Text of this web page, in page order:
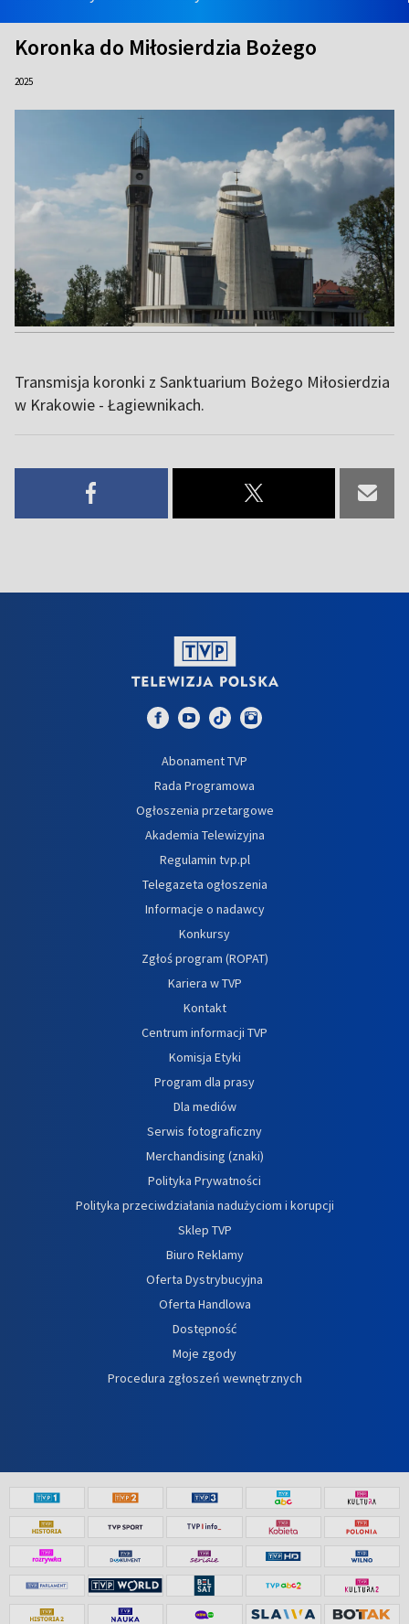
Koronka do Miłosierdzia Bożego
2025
Transmisja koronki z Sanktuarium Bożego Miłosierdzia
w Krakowie - Łagiewnikach.
Abonament TVP
Rada Programowa
Ogłoszenia przetargowe
Akademia Telewizyjna
Regulamin tvp.pl
Telegazeta ogłoszenia
Informacje o nadawcy
Konkursy
Zgłoś program (ROPAT)
Kariera w TVP
Kontakt
Centrum informacji TVP
Komisja Etyki
Program dla prasy
Dla mediów
Serwis fotograficzny
Merchandising (znaki)
Polityka Prywatności
Polityka przeciwdziałania nadużyciom i korupcji
Sklep TVP
Biuro Reklamy
Oferta Dystrybucyjna
Oferta Handlowa
Dostępność
Moje zgody
Procedura zgłoszeń wewnętrznych